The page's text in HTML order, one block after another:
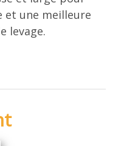
et une meilleure
levage.